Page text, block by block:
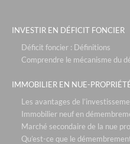
vue en scene - gex
patios eugenie - biarritz
roissy park - paris roissy
INVESTIR EN DÉFICIT FONCIER
Déficit foncier : Définitions
Comprendre le mécanisme du
IMMOBILIER EN NUE-
Les avantages de
Immobilier neuf en
Marché secondaire de la nue
Qu’est-ce que le